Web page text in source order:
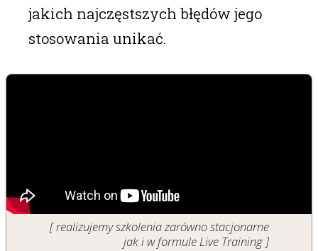
jakich najczęstszych błędów jego
stosowania unikać.
[ realizujemy szkolenia zarówno stacjonarne
jak i w formule Live Training ]